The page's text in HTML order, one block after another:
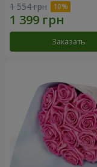
1 554 грн
Заказать